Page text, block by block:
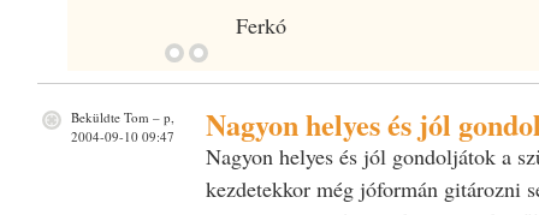
Ferkó
Nagyon helyes és jól
Nagyon helyes és jól gondoljátok a
kezdetekkor még jóformán gitározni
Beküldte Tom – p,
2004-09-10 09:47